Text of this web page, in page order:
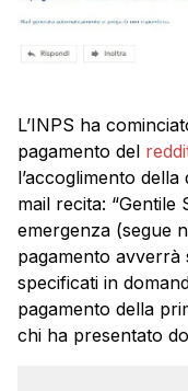
L’INPS ha
pagamento del
l’accoglimento
mail recita: “Gentile
emergenza (segue
pagamento avverrà
specificati in
pagamento della
chi ha presentato